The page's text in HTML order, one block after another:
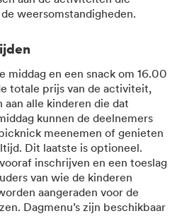
weersomstandigheden.
middag en een snack om 16.00
totale prijs van de activiteit,
alle kinderen die dat
kunnen de deelnemers
meenemen of genieten
Dit laatste is optioneel.
inschrijven en een toeslag
van wie de kinderen
aangeraden voor de
Dagmenu’s zijn beschikbaar